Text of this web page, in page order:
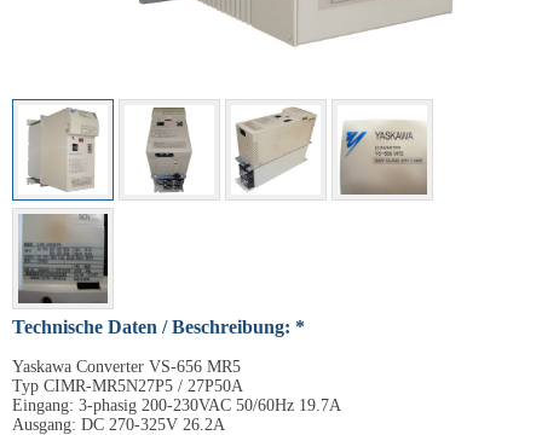
Technische Daten / Beschreibung: *
Yaskawa Converter VS-656 MR5
Typ CIMR-MR5N27P5 / 27P50A
Eingang: 3-phasig 200-230VAC 50/60Hz 19.7A
Ausgang: DC 270-325V 26.2A